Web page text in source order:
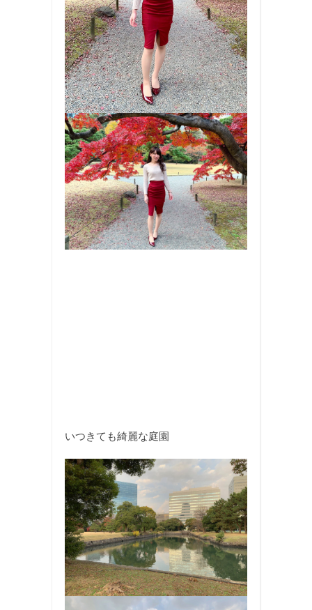
いつきても綺麗な庭園